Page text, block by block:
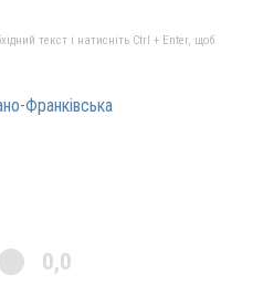
текст і натисніть Ctrl + Enter, щоб
Франківська
0,0